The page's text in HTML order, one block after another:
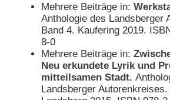
Mehrere Beiträge in:
Anthologie des Landsberger
Band 4. Kaufering 2019.
8-0
Mehrere Beiträge in:
Neu erkundete Lyrik und
mitteilsamen Stadt.
Landsberger Autorenkreises.